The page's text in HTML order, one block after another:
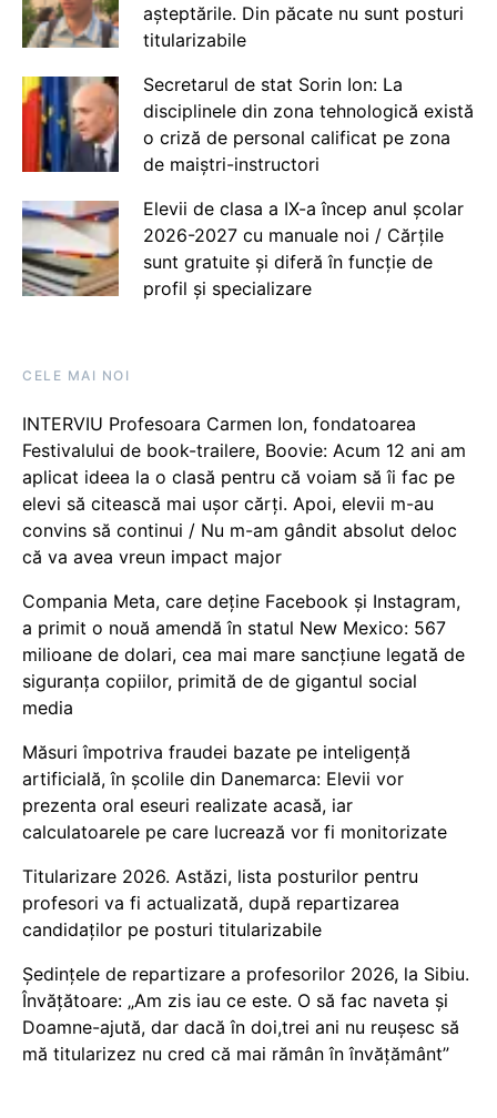
așteptările. Din păcate nu sunt posturi
titularizabile
Secretarul de stat Sorin Ion: La
disciplinele din zona tehnologică există
o criză de personal calificat pe zona
de maiștri-instructori
Elevii de clasa a IX-a încep anul școlar
2026-2027 cu manuale noi / Cărțile
sunt gratuite și diferă în funcție de
profil și specializare
CELE MAI NOI
INTERVIU Profesoara Carmen Ion, fondatoarea
Festivalului de book-trailere, Boovie: Acum 12 ani am
aplicat ideea la o clasă pentru că voiam să îi fac pe
elevi să citească mai ușor cărți. Apoi, elevii m-au
convins să continui / Nu m-am gândit absolut deloc
că va avea vreun impact major
Compania Meta, care deține Facebook și Instagram,
a primit o nouă amendă în statul New Mexico: 567
milioane de dolari, cea mai mare sancțiune legată de
siguranța copiilor, primită de de gigantul social
media
Măsuri împotriva fraudei bazate pe inteligență
artificială, în școlile din Danemarca: Elevii vor
prezenta oral eseuri realizate acasă, iar
calculatoarele pe care lucrează vor fi monitorizate
Titularizare 2026. Astăzi, lista posturilor pentru
profesori va fi actualizată, după repartizarea
candidaților pe posturi titularizabile
Ședințele de repartizare a profesorilor 2026, la Sibiu.
Învățătoare: „Am zis iau ce este. O să fac naveta și
Doamne-ajută, dar dacă în doi,trei ani nu reușesc să
mă titularizez nu cred că mai rămân în învățământ”